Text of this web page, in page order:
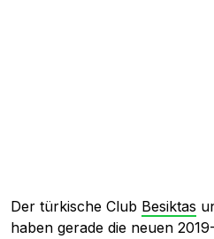
Der türkische Club Besiktas
haben gerade die neuen